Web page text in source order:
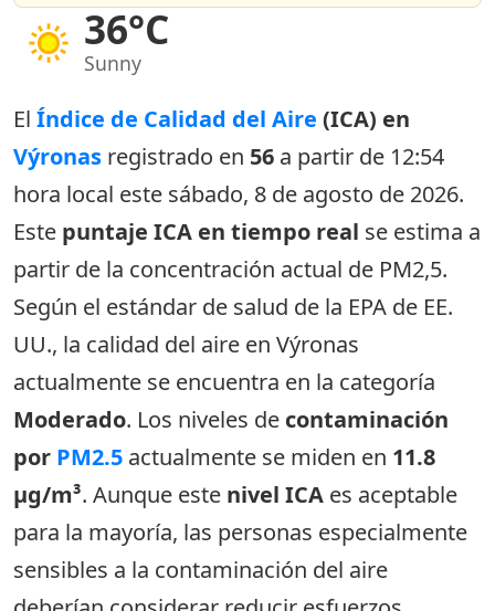
36°C
Sunny
El Índice de Calidad del Aire (ICA) en
Výronas registrado en 56 a partir de 12:54
hora local este sábado, 8 de agosto de 2026.
Este puntaje ICA en tiempo real se estima a
partir de la concentración actual de PM2,5.
Según el estándar de salud de la EPA de EE.
UU., la calidad del aire en Výronas
actualmente se encuentra en la categoría
Moderado. Los niveles de contaminación
por PM2.5 actualmente se miden en 11.8
µg/m³. Aunque este nivel ICA es aceptable
para la mayoría, las personas especialmente
sensibles a la contaminación del aire